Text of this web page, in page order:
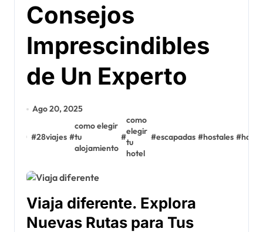
Consejos
Imprescindibles
de Un Experto
Ago 20, 2025
#28viajes #
como elegir
tu
alojamiento
#
como
elegir
tu
hotel
#escapadas #hostales #
Viaja diferente. Explora
Nuevas Rutas para Tus